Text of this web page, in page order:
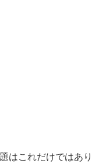
はこれだけではあり